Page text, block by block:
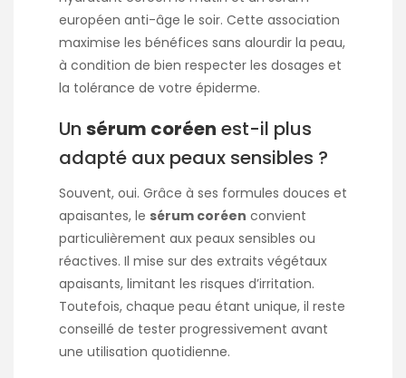
européen anti-âge le soir. Cette association
maximise les bénéfices sans alourdir la peau,
à condition de bien respecter les dosages et
la tolérance de votre épiderme.
Un sérum coréen est-il plus
adapté aux peaux sensibles ?
Souvent, oui. Grâce à ses formules douces et
apaisantes, le sérum coréen convient
particulièrement aux peaux sensibles ou
réactives. Il mise sur des extraits végétaux
apaisants, limitant les risques d’irritation.
Toutefois, chaque peau étant unique, il reste
conseillé de tester progressivement avant
une utilisation quotidienne.